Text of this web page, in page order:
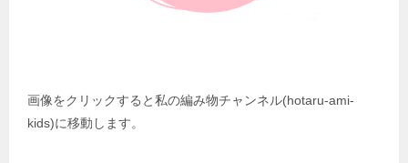
画像をクリックすると私の編み物チャンネル(hotaru-ami-
kids)に移動します。